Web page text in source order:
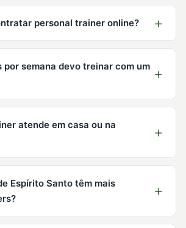
personal trainer online?
por semana devo treinar com um
atende em casa ou na
Espírito Santo têm mais